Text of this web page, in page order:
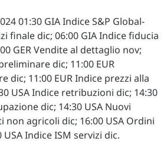
01:30 GIA Indice S&P Global-
finale dic; 06:00 GIA Indice fiducia
GER Vendite al dettaglio nov;
dic; 11:00 EUR
dic; 11:00 EUR Indice prezzi alla
USA Indice retribuzioni dic; 14:30
dic; 14:30 USA Nuovi
agricoli dic; 16:00 USA Ordini
Indice ISM servizi dic.